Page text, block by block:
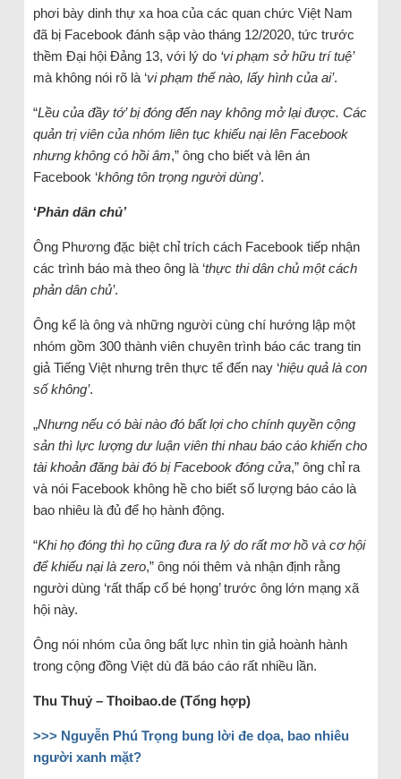
phơi bày dinh thự xa hoa của các quan chức Việt Nam
đã bị Facebook đánh sập vào tháng 12/2020, tức trước
thềm Đại hội Đảng 13, với lý do ‘vi phạm sở hữu trí tuệ’
mà không nói rõ là ‘vi phạm thế nào, lấy hình của ai’.
“Lều của đầy tớ’ bị đóng đến nay không mở lại được. Các
quản trị viên của nhóm liên tục khiếu nại lên Facebook
nhưng không có hồi âm,” ông cho biết và lên án
Facebook ‘không tôn trọng người dùng’.
‘Phản dân chủ’
Ông Phương đặc biệt chỉ trích cách Facebook tiếp nhận
các trình báo mà theo ông là ‘thực thi dân chủ một cách
phản dân chủ’.
Ông kể là ông và những người cùng chí hướng lập một
nhóm gồm 300 thành viên chuyên trình báo các trang tin
giả Tiếng Việt nhưng trên thực tế đến nay ‘hiệu quả là con
số không’.
„Nhưng nếu có bài nào đó bất lợi cho chính quyền cộng
sản thì lực lượng dư luận viên thi nhau báo cáo khiến cho
tài khoản đăng bài đó bị Facebook đóng cửa,” ông chỉ ra
và nói Facebook không hề cho biết số lượng báo cáo là
bao nhiêu là đủ để họ hành động.
“Khi họ đóng thì họ cũng đưa ra lý do rất mơ hồ và cơ hội
để khiếu nại là zero,” ông nói thêm và nhận định rằng
người dùng ‘rất thấp cổ bé họng’ trước ông lớn mạng xã
hội này.
Ông nói nhóm của ông bất lực nhìn tin giả hoành hành
trong cộng đồng Việt dù đã báo cáo rất nhiều lần.
Thu Thuỷ – Thoibao.de (Tổng hợp)
>>> Nguyễn Phú Trọng bung lời đe dọa, bao nhiêu
người xanh mặt?